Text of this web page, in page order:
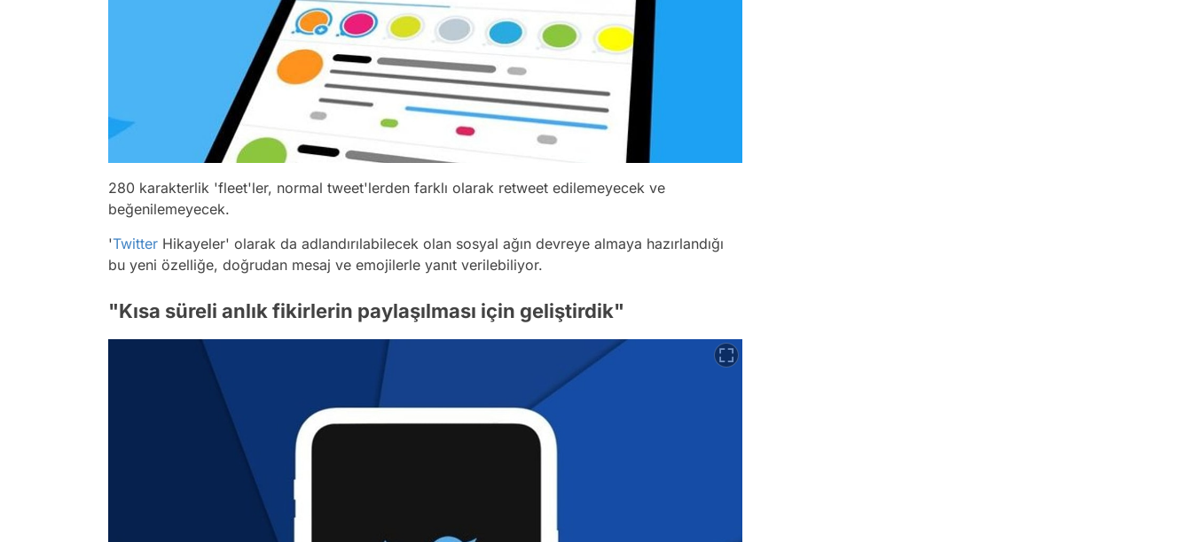
280 karakterlik 'fleet'ler, normal tweet'lerden farklı olarak retweet edilemeyecek ve
beğenilemeyecek.
'Twitter Hikayeler' olarak da adlandırılabilecek olan sosyal ağın devreye almaya hazırlandığı
bu yeni özelliğe, doğrudan mesaj ve emojilerle yanıt verilebiliyor.
"Kısa süreli anlık fikirlerin paylaşılması için geliştirdik"